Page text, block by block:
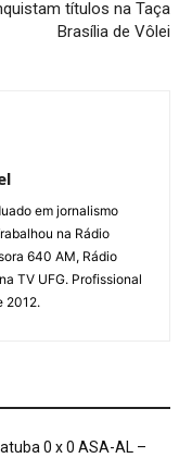
títulos na Taça
Brasília de Vôlei
em jornalismo
na Rádio
640 AM, Rádio
TV UFG. Profissional
2012.
0 x 0 ASA-AL –